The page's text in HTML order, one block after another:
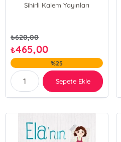
Sihirli Kalem Yayınları
₺620,00
₺465,00
%25
Sepete Ekle